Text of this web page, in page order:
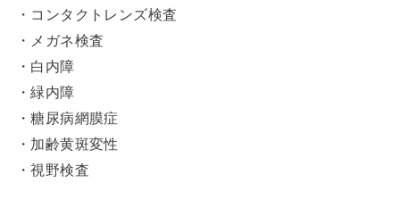
・コンタクトレンズ検査
・メガネ検査
・白内障
・緑内障
・糖尿病網膜症
・加齢黄斑変性
・視野検査